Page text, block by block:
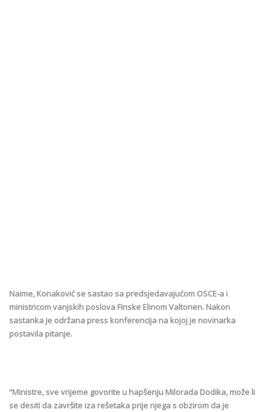
Naime, Konaković se sastao sa predsjedavajućom OSCE-a i
ministricom vanjskih poslova Finske Elinom Valtonen. Nakon
sastanka je održana press konferencija na kojoj je novinarka
postavila pitanje.
“Ministre, sve vrijeme govorite u hapšenju Milorada Dodika, može li
se desiti da završite iza rešetaka prije njega s obzirom da je